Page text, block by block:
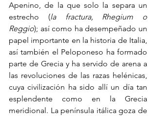
Apenino, de la que solo la separa un
estrecho (la fractura, Rhegium o
Reggio); así como ha desempeñado un
papel importante en la historia de Italia,
así también el Peloponeso ha formado
parte de Grecia y ha servido de arena a
las revoluciones de las razas helénicas,
cuya civilización ha sido allí un día tan
esplendente como en la Grecia
meridional. La península itálica goza de